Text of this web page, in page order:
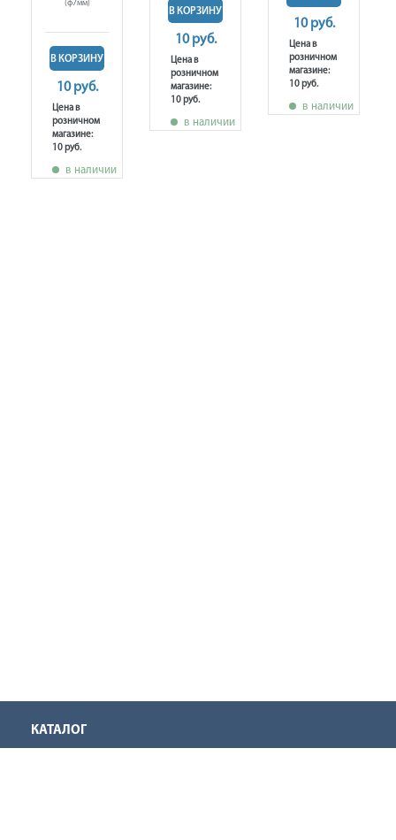
(ф7мм)
В КОРЗИНУ
10 руб.
Цена в
розничном
магазине:
10 руб.
в наличии
В КОРЗИНУ
10 руб.
Цена в
розничном
магазине:
10 руб.
в наличии
10 руб.
Цена в
розничном
магазине:
10 руб.
в наличии
КАТАЛОГ